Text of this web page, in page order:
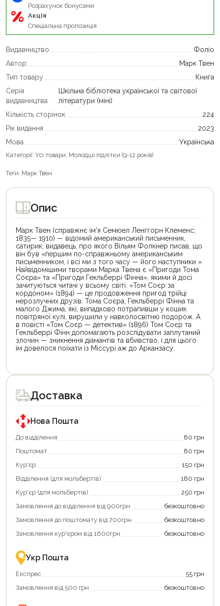
Розрахунок бонусами
Акція
Спеціальна пропозиція
Видавництво
Фоліо
Автор
Марк Твен
Тип товару
Книга
Серія
видавництва
Шкільна бібліотека української та світової
літератури (міні)
Кількість сторінок
224
Рік видання
2023
Мова
Українська
Категорії: Усі товари, Молодші підлітки (9-12 років)
Теги: Марк Твен
Опис
Марк Твен (справжнє ім'я Семюел Ленггорн Клеменс;
1835— 1910) — відомий американський письменник,
сатирик, видавець, про якого Вільям Фолкнер писав, що
він був «першим по-справжньому американським
письменником, і всі ми з того часу — його наступники ».
Найвідомішими творами Марка Твена є «Пригоди Тома
Соєра» та «Пригоди Гекльберрі Фінна», якими й досі
зачитуються читачі у всьому світі. «Том Соєр за
кордоном» (1894) — це продовження пригод трійці
нерозлучних друзів: Тома Соєра, Гекльберрі Фінна та
малого Джима, які, випадково потрапивши у кошик
повітряної кулі, вирушили у навколосвітню подорож. А
в повісті «Том Соєр — детектив» (1896) Том Соєр та
Гекльберрі Фінн допомагають розслідувати заплутаний
злочин — зникнення діамантів та вбивство, і для цього
їм довелося поїхати із Міссурі аж до Арканзасу.
товар
для
покупки
державною
програмою
єКнига.
Використовуйте
карту
щоб
зекономити
та
отримати
переваги!
картою
єКнига
–
зручно
та
вигідно!
товар
для
покупки
державною
програмою
«Національний
кешбек».
покупку
«Національний
кешбек»
та
отримуйте
повернення
Економте
більше
разом
державною
підтримкою!
Доставка
Нова Пошта
До відділення
80 грн
Поштомат
80 грн
Кур'єр
150 грн
Відділення (для мольбертів)
180 грн
Кур'єр (для мольбертів)
250 грн
Замовлення до відділення від 900грн
безкоштовно
Замовлення до поштомату від 700грн
безкоштовно
Замовлення кур'єром від 1600грн
безкоштовно
Укр Пошта
Експрес
55 грн
Замовлення від 500 грн
безкоштовно